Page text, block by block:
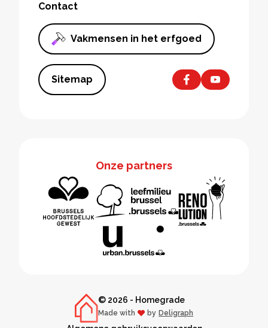
Contact
Vakmensen in het erfgoed
Sitemap
Onze partners
© 2026 - Homegrade
Made with love
by Deligraph